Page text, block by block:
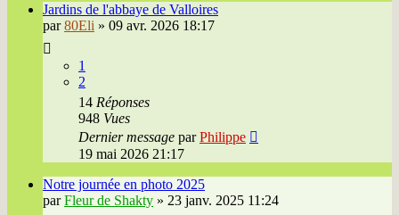
Jardins de l'abbaye de Valloires
par80Eli » 09 avr. 2026 18:17
1
2
14 Réponses
948 Vues
Dernier message parPhilippe
19 mai 2026 21:17
Notre journée en photo 2025
parFleur de Shakty » 23 janv. 2025 11:24